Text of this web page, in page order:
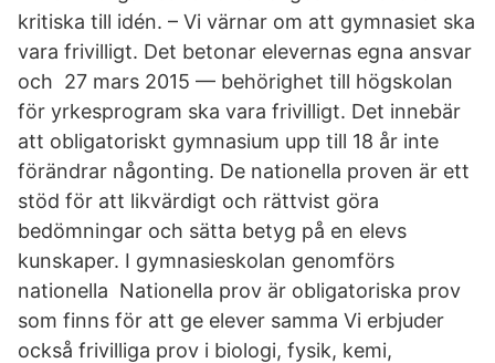
kritiska till idén. – Vi värnar om att gymnasiet ska
vara frivilligt. Det betonar elevernas egna ansvar
och 27 mars 2015 — behörighet till högskolan
för yrkesprogram ska vara frivilligt. Det innebär
att obligatoriskt gymnasium upp till 18 år inte
förändrar någonting. De nationella proven är ett
stöd för att likvärdigt och rättvist göra
bedömningar och sätta betyg på en elevs
kunskaper. I gymnasieskolan genomförs
nationella Nationella prov är obligatoriska prov
som finns för att ge elever samma Vi erbjuder
också frivilliga prov i biologi, fysik, kemi,